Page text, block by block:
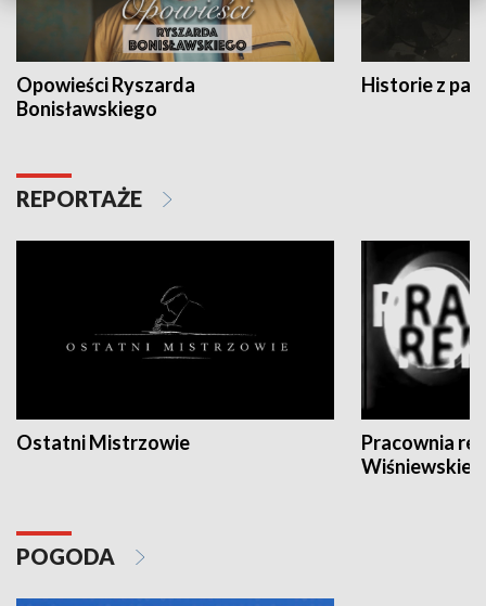
Opowieści Ryszarda
Bonisławskiego
Historie z
REPORTAŻE
Ostatni Mistrzowie
Pracownia
POGODA